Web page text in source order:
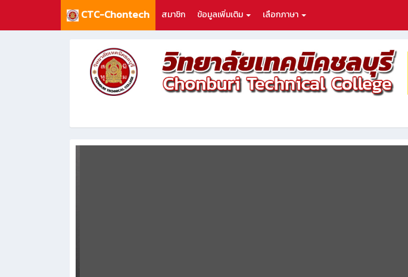
CTC-Chontech สมาชิก ข้อมูลเพิ่มเติม เลือกภาษา